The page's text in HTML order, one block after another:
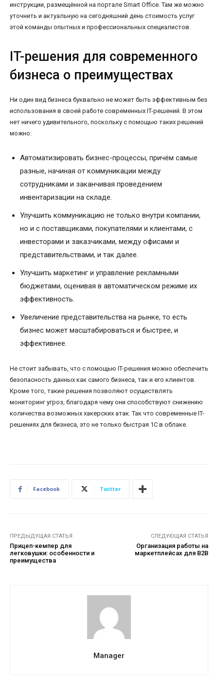
инструкции, размещённой на портале Smart Office. Там же можно
уточнить и актуальную на сегодняшний день стоимость услуг
этой команды опытных и профессиональных специалистов.
IT-решения для современного
бизнеса о преимуществах
Ни один вид бизнеса буквально не может быть эффективным без
использования в своей работе современных IT-решений. В этом
нет ничего удивительного, поскольку с помощью таких решений
можно:
Автоматизировать бизнес-процессы, причём самые
разные, начиная от коммуникации между
сотрудниками и заканчивая проведением
инвентаризации на складе.
Улучшить коммуникацию не только внутри компании,
но и с поставщиками, покупателями и клиентами, с
инвесторами и заказчиками, между офисами и
представительствами, и так далее.
Улучшить маркетинг и управление рекламными
бюджетами, оценивая в автоматическом режиме их
эффективность.
Увеличение представительства на рынке, то есть
бизнес может масштабироваться и быстрее, и
эффективнее.
Не стоит забывать, что с помощью IT-решения можно обеспечить
безопасность данных как самого бизнеса, так и его клиентов.
Кроме того, такие решения позволяют осуществлять
мониторинг угроз, благодаря чему они способствуют снижению
количества возможных хакерских атак. Так что современные IT-
решениях для бизнеса, это не только быстрая 1С в облаке.
Facebook Twitter
ПРЕДЫДУЩАЯ СТАТЬЯ
Прицеп-кемпер для
легковушки: особенности и
преимущества
СЛЕДУЮЩАЯ СТАТЬЯ
Организация работы на
маркетплейсах для B2B
Manager